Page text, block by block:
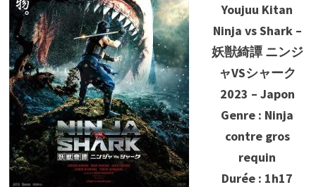
Youjuu Kitan
Ninja vs Shark –
妖獣綺譚 ニンジ
ャVSシャーク
2023 – Japon
Genre : Ninja
contre gros
requin
Durée : 1h17